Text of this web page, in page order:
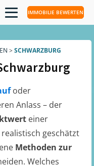
IMMOBILIE BEWERTEN
> SCHWARZBURG
oder
Anlass – der
einer
geschätzt
Methoden zur
Welches